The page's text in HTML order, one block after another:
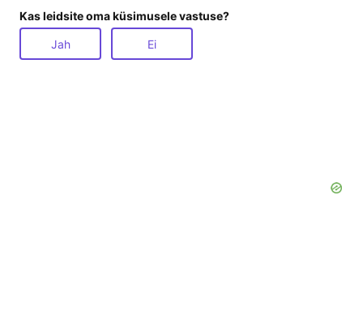
Kas leidsite oma küsimusele vastuse?
Jah Ei